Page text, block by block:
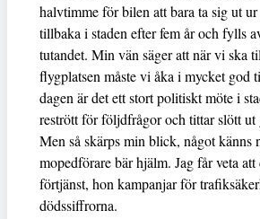
halvtimme för bilen att bara ta sig ut ur
tillbaka i staden efter fem år och fylls
tutandet. Min vän säger att när vi ska
flygplatsen måste vi åka i mycket god
dagen är det ett stort politiskt möte i
restrött för följdfrågor och tittar slött ut
Men så skärps min blick, något känns
mopedförare bär hjälm. Jag får veta
förtjänst, hon kampanjar för
dödssiffrorna.